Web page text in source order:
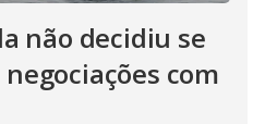
não decidiu se
com